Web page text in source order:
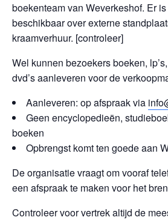
boekenteam van Weverkeshof. Er
beschikbaar over externe
kraamverhuur. [controleer]
Wel kunnen bezoekers boeken,
dvd’s aanleveren voor de
Aanleveren: op afspraak via
Geen encyclopedieën,
boeken
Opbrengst komt ten goede aan
De organisatie vraagt om vooraf
een afspraak te maken voor het
Controleer voor vertrek altijd de